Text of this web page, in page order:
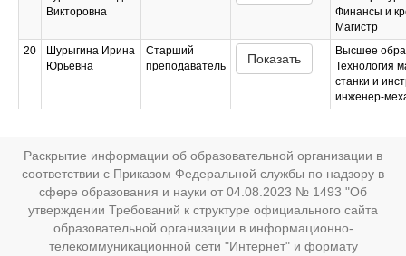
Викторовна
Финансы и
Магистр
20
Шурыгина Ирина
Юрьевна
Старший
преподаватель
Показать
Высшее
Технология
станки и
инженер-
Раскрытие информации об образовательной организации в
соответствии с Приказом Федеральной службы по надзору в
сфере образования и науки от 04.08.2023 № 1493 "Об
утверждении Требований к структуре официального сайта
образовательной организации в информационно-
телекоммуникационной сети "Интернет" и формату